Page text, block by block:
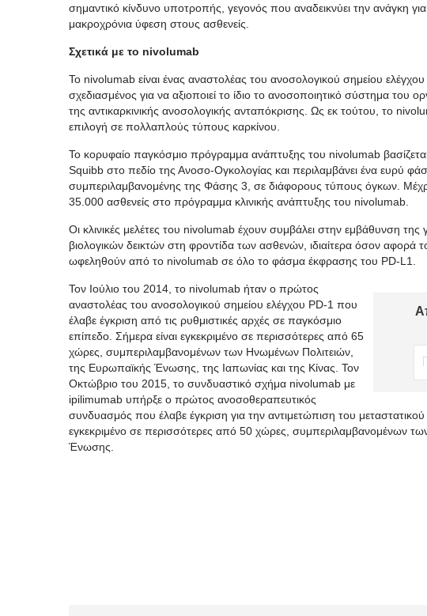
σημαντικό κίνδυνο υποτροπής, γεγονός που αναδεικνύει την ανάγκη
μακροχρόνια ύφεση στους ασθενείς.
Σχετικά με το nivolumab
Το nivolumab είναι ένας αναστολέας του ανοσολογικού σημείου
σχεδιασμένος για να αξιοποιεί το ίδιο το ανοσοποιητικό σύστημα
της αντικαρκινικής ανοσολογικής ανταπόκρισης. Ως εκ τούτου, το
επιλογή σε πολλαπλούς τύπους καρκίνου.
Το κορυφαίο παγκόσμιο πρόγραμμα ανάπτυξης του nivolumab
Squibb στο πεδίο της Ανοσο-Ογκολογίας και περιλαμβάνει ένα ευρύ
συμπεριλαμβανομένης της Φάσης 3, σε διάφορους τύπους όγκων.
35.000 ασθενείς στο πρόγραμμα κλινικής ανάπτυξης του nivolumab.
Οι κλινικές μελέτες του nivolumab έχουν συμβάλει στην εμβάθυνση
βιολογικών δεικτών στη φροντίδα των ασθενών, ιδιαίτερα όσον αφορά
ωφεληθούν από το nivolumab σε όλο το φάσμα έκφρασης του PD-L1.
Τον Ιούλιο του 2014, το nivolumab ήταν ο πρώτος
αναστολέας του ανοσολογικού σημείου ελέγχου PD-1 που
έλαβε έγκριση από τις ρυθμιστικές αρχές σε παγκόσμιο
επίπεδο. Σήμερα είναι εγκεκριμένο σε περισσότερες από 65
χώρες, συμπεριλαμβανομένων των Ηνωμένων Πολιτειών,
της Ευρωπαϊκής Ένωσης, της Ιαπωνίας και της Κίνας. Τον
Οκτώβριο του 2015, το συνδυαστικό σχήμα nivolumab με
ipilimumab υπήρξε ο πρώτος ανοσοθεραπευτικός
συνδυασμός που έλαβε έγκριση για την αντιμετώπιση του
εγκεκριμένο σε περισσότερες από 50 χώρες, συμπεριλαμβανομένων
Ένωσης.